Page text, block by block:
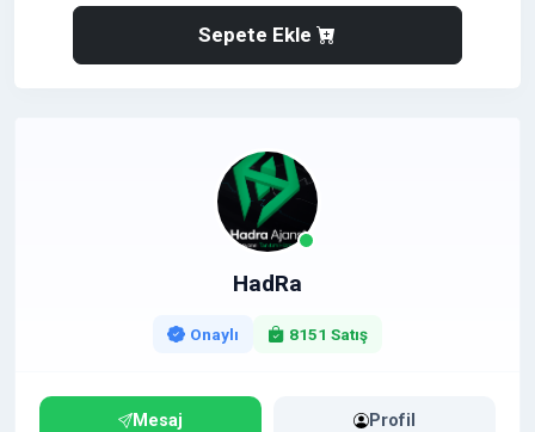
Sepete Ekle
HadRa
Onaylı 8151 Satış
Mesaj Profil